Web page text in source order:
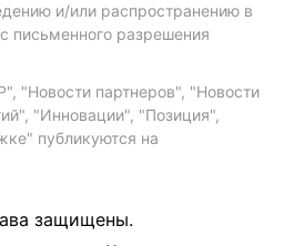
и/или распространению в
письменного разрешения
"Новости партнеров", "Новости
"Инновации", "Позиция",
публикуются на
защищены.